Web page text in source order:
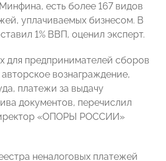
есть более 167 видов
уплачиваемых бизнесом. В
1% ВВП, оценил эксперт.
для предпринимателей сборов
вознаграждение,
платежи за выдачу
документов, перечислил
«ОПОРЫ РОССИИ»
неналоговых платежей